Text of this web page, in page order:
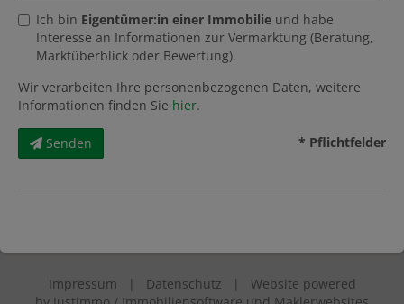
Ich bin Eigentümer:in einer Immobilie und habe
Interesse an Informationen zur Vermarktung (Beratung,
Marktüberblick oder Bewertung).
Wir verarbeiten Ihre personenbezogenen Daten, weitere
Informationen finden Sie hier.
Senden * Pflichtfelder
Impressum | Datenschutz | Website powered